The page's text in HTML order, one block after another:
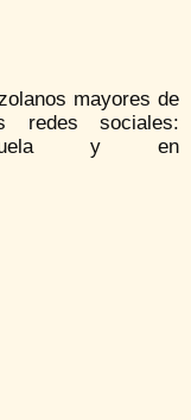
mayores de
sociales:
y en